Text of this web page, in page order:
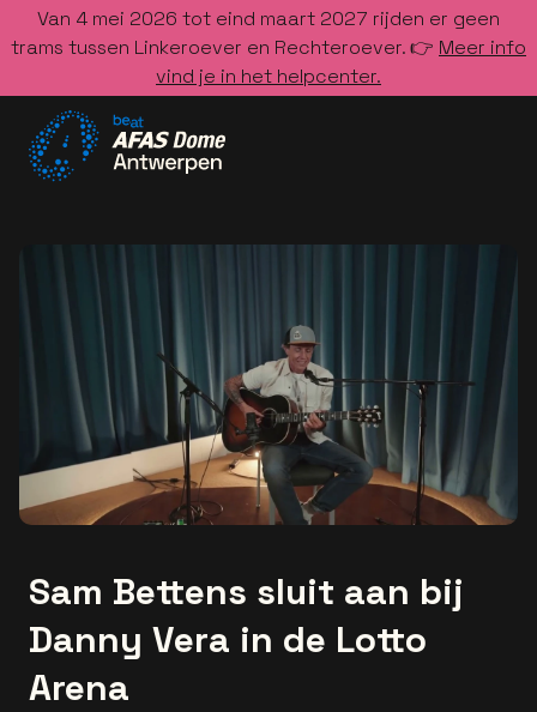
Van 4 mei 2026 tot eind maart 2027 rijden er geen
trams tussen Linkeroever en Rechteroever. 👉 Meer info
vind je in het helpcenter.
Sam Bettens sluit aan bij
Danny Vera in de Lotto
Arena